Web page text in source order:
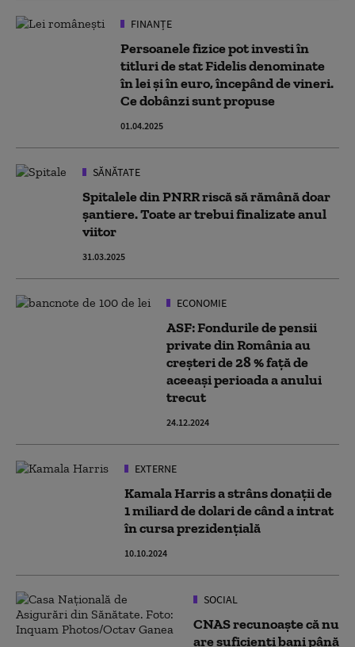
FINANȚE
Persoanele fizice pot investi în
titluri de stat Fidelis denominate
în lei şi în euro, începând de vineri.
Ce dobânzi sunt propuse
01.04.2025
SĂNĂTATE
Spitalele din PNRR riscă să rămână doar
șantiere. Toate ar trebui finalizate anul
viitor
31.03.2025
ECONOMIE
ASF: Fondurile de pensii
private din România au
creșteri de 28 % față de
aceeaşi perioada a anului
trecut
24.12.2024
EXTERNE
Kamala Harris a strâns donații de
1 miliard de dolari de când a intrat
în cursa prezidențială
10.10.2024
SOCIAL
CNAS recunoaște că nu
are suficienți bani până